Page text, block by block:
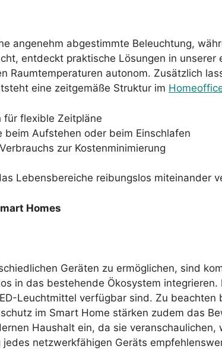
angenehm abgestimmte Beleuchtung,
entdeckt praktische Lösungen in
Raumtemperaturen autonom. Zusätzlich
eine zeitgemäße Struktur im
für flexible Zeitpläne
Aufstehen oder beim Einschlafen
zur Kostenminimierung
Lebensbereiche reibungslos miteinander
Homes
Geräten zu ermöglichen, sind
in das bestehende Ökosystem
Leuchtmittel verfügbar sind. Zu
im Smart Home stärken zudem das
Haushalt ein, da sie
netzwerkfähigen Geräts